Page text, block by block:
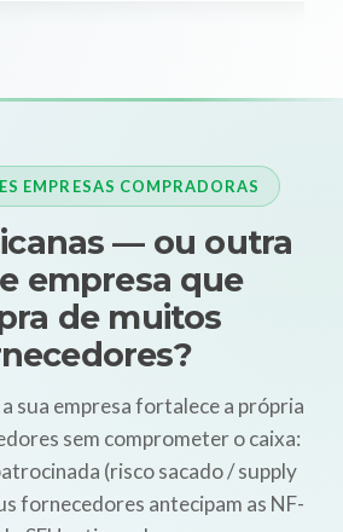
EMPRESAS COMPRADORAS
— ou outra
empresa que
de muitos
sua empresa fortalece a própria
sem comprometer o caixa:
(risco sacado / supply
fornecedores antecipam as NF-